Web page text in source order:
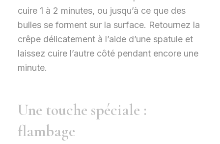
cuire 1 à 2 minutes, ou jusqu’à ce que des
bulles se forment sur la surface. Retournez la
crêpe délicatement à l’aide d’une spatule et
laissez cuire l’autre côté pendant encore une
minute.
Une touche spéciale :
flambage